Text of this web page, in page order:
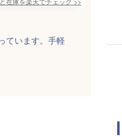
ています。手軽